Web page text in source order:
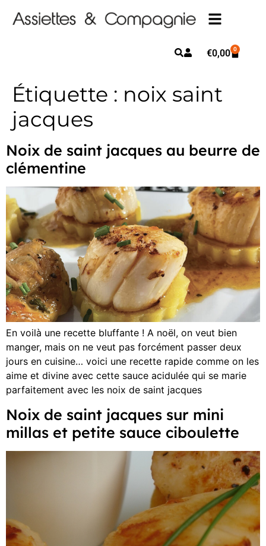
€0,00 0
Étiquette : noix saint
jacques
Noix de saint jacques au beurre de
clémentine
En voilà une recette bluffante ! A noël, on veut bien
manger, mais on ne veut pas forcément passer deux
jours en cuisine… voici une recette rapide comme on les
aime et divine avec cette sauce acidulée qui se marie
parfaitement avec les noix de saint jacques
Noix de saint jacques sur mini
millas et petite sauce ciboulette